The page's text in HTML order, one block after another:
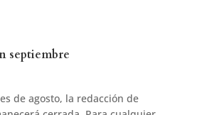
septiembre
de agosto, la redacción de